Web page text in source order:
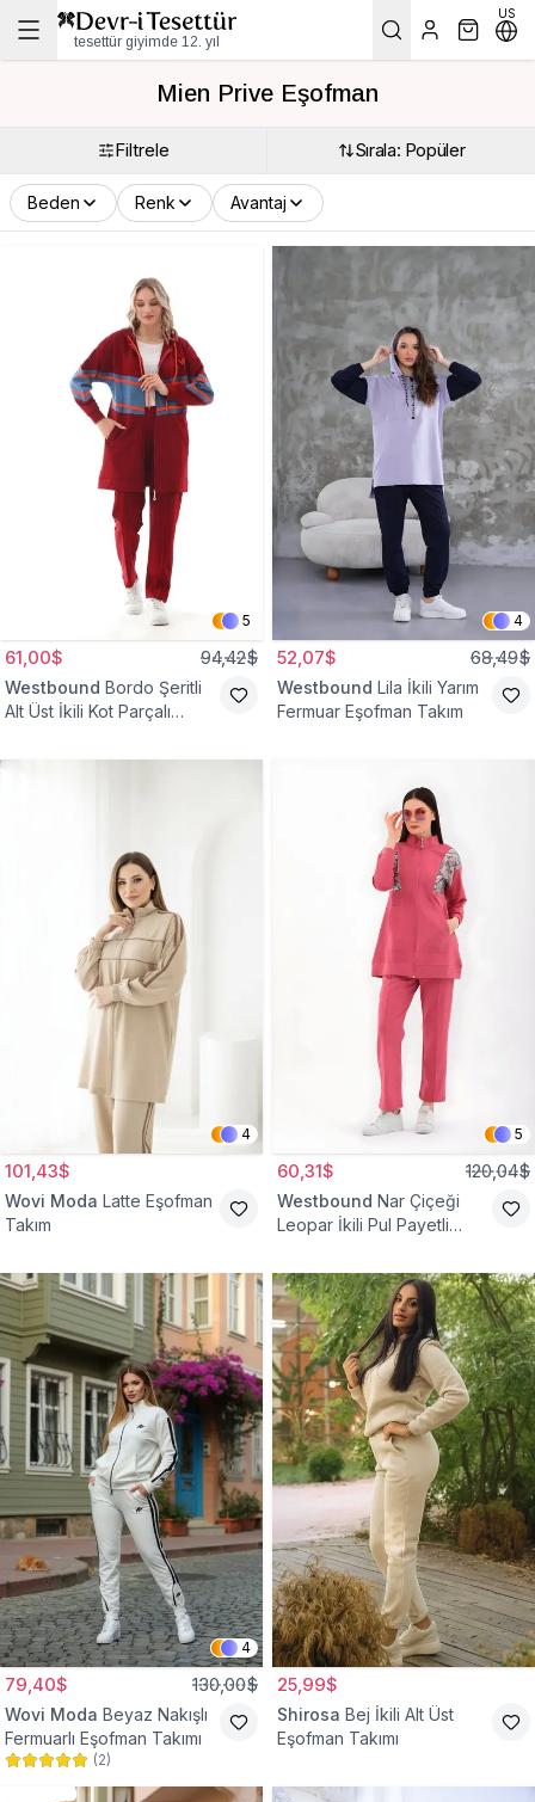
tesettür giyimde 12. yıl
US
Mien Prive Eşofman
Filtrele Sırala: Popüler
Beden Renk Avantaj
5
61,00$ 94,42$
Westbound Bordo Şeritli
Alt Üst İkili Kot Parçalı
4
52,07$ 68,49$
Westbound Lila İkili Yarım
Fermuar Eşofman Takım
4
101,43$
Wovi Moda Latte Eşofman
Takım
5
60,31$ 120,04$
Westbound Nar Çiçeği
Leopar İkili Pul Payetli
4
79,40$ 130,00$
Wovi Moda Beyaz Nakışlı
Fermuarlı Eşofman Takımı
(2)
25,99$
Shirosa Bej İkili Alt Üst
Eşofman Takımı